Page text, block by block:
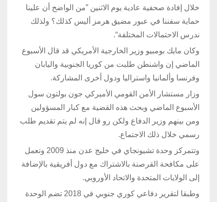
خلال إفادة صحفية عادية يوم الاثنين ”من الواضح أن علينا
حماية سفننا في عبور مضيق هرمز أليس كذلك؟ ولذلك
ندرس الاحتمالات المختلفة“.
وكان مايك بومبيو وزير الخارجية الأمريكي قد قال الأسبوع
الماضي إن واشنطن طلبت من كوريا الجنوبية واليابان
وفرنسا وألمانيا واستراليا ودول أخرى المشاركة.
وزار مستشار الأمن القومي الأميركي جون بولتون سول
الأسبوع الماضي وبحث هذه القضية مع كبار المسؤولين
ومن بينهم وزير الدفاع ولكن رو قال إنه لم يتم تقديم طلب
رسمي خلال ذلك الاجتماع.
وتتمركز وحدة تشيونجاي في خليج عدن منذ 2009 وتعمل
على مكافحة القرصنة بالاشتراك مع دول أفريقية بالإضافة
إلى الولايات المتحدة والاتحاد الأوروبي.
وطبقا لتقرير دفاعي كوري جنوبي في 2018 تضم الوحدة